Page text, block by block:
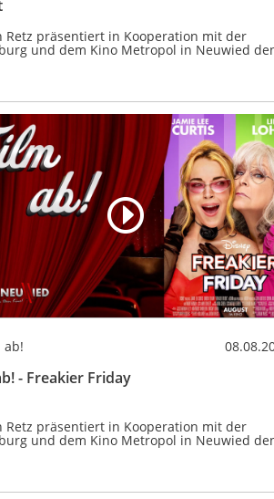
Retz präsentiert in Kooperation mit der
und dem Kino Metropol in Neuwied
ab!
- Freakier Friday
Retz präsentiert in Kooperation mit der
und dem Kino Metropol in Neuwied